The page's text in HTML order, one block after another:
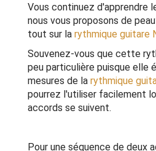
Vous continuez d'apprendre
nous vous proposons de
tout sur la rythmique guitare
Souvenez-vous que cette
peu particulière puisque elle
mesures de la rythmique
pourrez l'utiliser facilement
accords se suivent.
Pour une séquence de deux